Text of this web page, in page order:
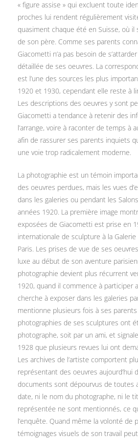
« figure assise » qui excluent toute
proches lui rendent régulièrement
quasiment chaque été en Suisse, où il
de son père. Comme ses parents
Giacometti n’a pas besoin de
détaillée de ses oeuvres. La
est l’une des sources les plus
1920 et 1930, cependant elle reste à
Les descriptions des oeuvres y sont
Giacometti a tendance à retenir des
l’arrange, voire à raconter de temps à
afin de rassurer ses parents inquiets
une voie trop radicalement moderne.
La photographie est un témoin
des oeuvres perdues, mais les vues
dans les galeries ou pendant les
années 1920. La première image
exposées de Giacometti est prise en
internationale de sculpture à la
Paris. Les prises de vue de ses
luxe au début de son aventure
photographie devient plus récurrent
1920, quand il commence à participer
cherche à exposer dans les galeries
mentionne plusieurs fois à ses
photographies de ses sculptures ont
photographe, soit par un ami, et
1928 que plusieurs revues lui ont
Les archives de l’artiste comportent
représentant des oeuvres aujourd’hui
documents sont dépourvus de toutes
date, ni le nom du photographe, ni le
représentée ne sont mentionnés, ce
l’enquête. Quand même la volonté de
témoignages visuels de son travail